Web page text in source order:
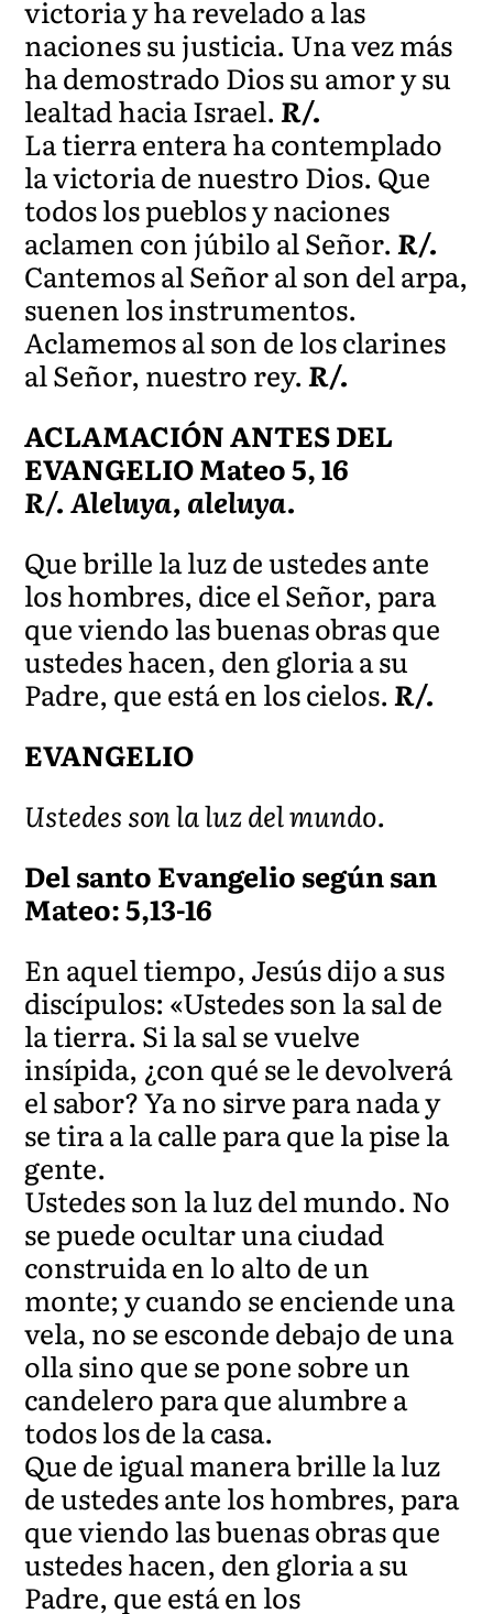
victoria y ha revelado a las
naciones su justicia. Una vez más
ha demostrado Dios su amor y su
lealtad hacia Israel.R/.
La tierra entera ha contemplado
la victoria de nuestro Dios. Que
todos los pueblos y naciones
aclamen con júbilo al Señor.R/.
Cantemos al Señor al son del arpa,
suenen los instrumentos.
Aclamemos al son de los clarines
al Señor, nuestro rey.R/.
ACLAMACIÓN ANTES DEL
EVANGELIO Mateo 5, 16
R/. Aleluya, aleluya.
Que brille la luz de ustedes ante
los hombres, dice el Señor, para
que viendo las buenas obras que
ustedes hacen, den gloria a su
Padre, que está en los cielos.R/.
EVANGELIO
Ustedes son la luz del mundo.
Del santo Evangelio según san
Mateo: 5,13-16
En aquel tiempo, Jesús dijo a sus
discípulos: «Ustedes son la sal de
la tierra. Si la sal se vuelve
insípida, ¿con qué se le devolverá
el sabor? Ya no sirve para nada y
se tira a la calle para que la pise la
gente.
Ustedes son la luz del mundo. No
se puede ocultar una ciudad
construida en lo alto de un
monte; y cuando se enciende una
vela, no se esconde debajo de una
olla sino que se pone sobre un
candelero para que alumbre a
todos los de la casa.
Que de igual manera brille la luz
de ustedes ante los hombres, para
que viendo las buenas obras que
ustedes hacen, den gloria a su
Padre, que está en los